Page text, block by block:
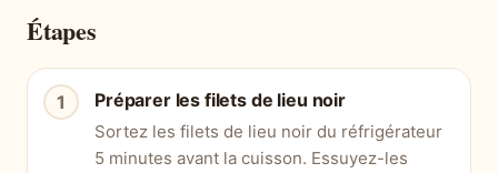
Étapes
Préparer les filets de lieu noir
Sortez les filets de lieu noir du réfrigérateur
5 minutes avant la cuisson. Essuyez-les